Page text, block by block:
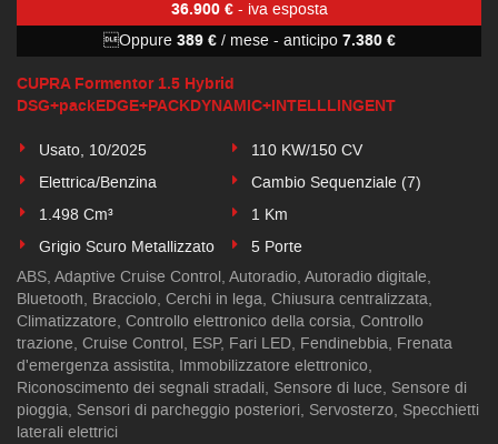
36.900 €- iva esposta
Oppure 389 €/ mese- anticipo 7.380 €
CUPRA Formentor 1.5 Hybrid
DSG+packEDGE+PACKDYNAMIC+INTELLLINGENT
Usato, 10/2025
110 KW/150 CV
Elettrica/Benzina
Cambio Sequenziale (7)
1.498 Cm³
1 Km
Grigio Scuro Metallizzato
5 Porte
ABS, Adaptive Cruise Control, Autoradio, Autoradio digitale,
Bluetooth, Bracciolo, Cerchi in lega, Chiusura centralizzata,
Climatizzatore, Controllo elettronico della corsia, Controllo
trazione, Cruise Control, ESP, Fari LED, Fendinebbia, Frenata
d'emergenza assistita, Immobilizzatore elettronico,
Riconoscimento dei segnali stradali, Sensore di luce, Sensore di
pioggia, Sensori di parcheggio posteriori, Servosterzo, Specchietti
laterali elettrici